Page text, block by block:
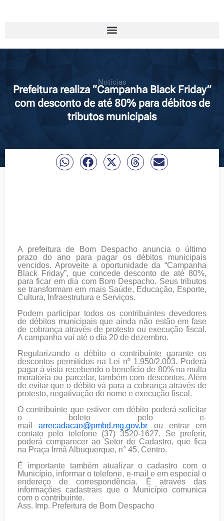
Notícias
Prefeitura realiza “Campanha Black Friday”
com desconto de até 80% para débitos de
tributos municipais
A prefeitura de Bom Despacho anuncia o último
prazo do ano para pagar os débitos municipais
vencidos. Aproveite a oportunidade da “Campanha
Black Friday”, que concede desconto de até 80%,
para ficar em dia com Bom Despacho. Seus tributos
se transformam em mais Saúde, Educação, Esporte,
Cultura, Infraestrutura e Serviços.
Podem participar todos os contribuintes devedores
de débitos municipais que ainda não estão em fase
de cobrança através de protesto ou execução fiscal.
A campanha vai até o dia 20 de dezembro.
Regularizando o débito o contribuinte garante os
descontos permitidos na Lei nº 1.950/2.003. Poderá
pagar à vista recebendo o benefício de 80% na multa
moratória ou parcelar, também com descontos. Além
de evitar que o débito vá para a cobrança através de
protesto, negativação do nome e execução fiscal.
O contribuinte que estiver em débito poderá solicitar
o boleto pelo e-
mailarrecadacao@pmbd.mg.gov.br ou entrar em
contato pelo telefone (37) 3520-1627. Se preferir,
poderá comparecer ao Setor de Cadastro, que fica
na Praça Irmã Albuquerque, n° 45, Centro.
É importante também atualizar o cadastro com o
Município, informar o telefone, e-mail e em especial o
endereço de correspondência. É através das
informações cadastrais que o Município comunica
com o contribuinte.
Ass. Imp. Prefeitura de Bom Despacho